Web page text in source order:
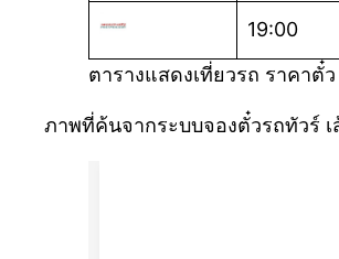
19:00
ตารางแสดงเที่ยวรถ ราคาตั๋
ภาพที่ค้นจากระบบจองตั๋วรถทัวร์